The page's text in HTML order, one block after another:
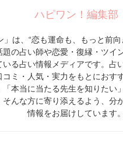
ハピワン！編集部
」は、“恋も運命も、もっと前向
題の占い師や恋愛・復縁・ツイ
いる占い情報メディアです。占
コミ・人気・実力をもとにおす
「本当に当たる先生を知りたい
そんな方に寄り添えるよう、分
情報をお届けしています。